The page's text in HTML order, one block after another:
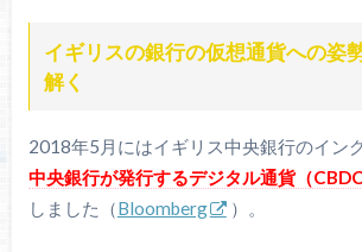
イギリスの銀行の仮想通貨への姿
解く
2018年5月にはイギリス中央銀行のイン
中央銀行が発行するデジタル通貨（
しました（Bloomberg ）。